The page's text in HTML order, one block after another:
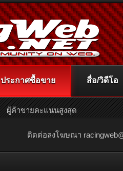
ติดต่อลงโฆษณา
ประกาศซื้อขาย
ผู้ค้าขายคะแนนสูงสุด
สื่อ/วิดีโอ